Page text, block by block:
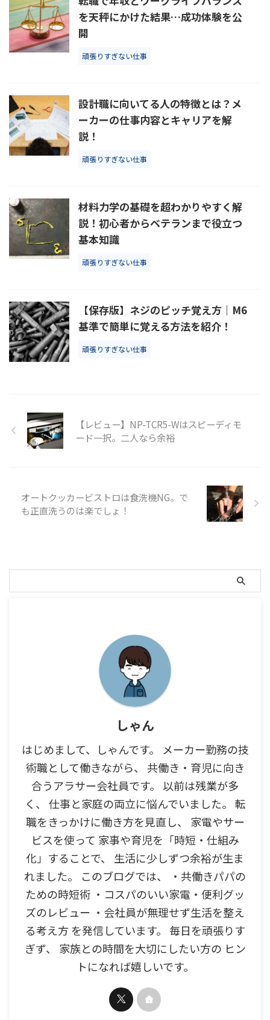
を天秤にかけた結果…成功体験を公
開
頑張りすぎない仕事
設計職に向いてる人の特徴とは？メ
ーカーの仕事内容とキャリアを解
説！
頑張りすぎない仕事
材料力学の基礎を超わかりやすく解
説！初心者からベテランまで役立つ
基本知識
頑張りすぎない仕事
【保存版】ネジのピッチ覚え方｜M6
基準で簡単に覚える方法を紹介！
頑張りすぎない仕事
【レビュー】NP-TCR5-Wはスピーディモ
ード一択。二人なら余裕
オートクッカービストロは食洗機NG。で
も正直洗うのは楽でしょ！
しゃん
はじめまして、しゃんです。 メーカー勤務の技
術職として働きながら、 共働き・育児に向き
合うアラサー会社員です。 以前は残業が多
く、 仕事と家庭の両立に悩んでいました。 転
職をきっかけに働き方を見直し、 家電やサー
ビスを使って 家事や育児を「時短・仕組み
化」することで、 生活に少しずつ余裕が生ま
れました。 このブログでは、 ・共働きパパの
ための時短術 ・コスパのいい家電・便利グッ
ズのレビュー ・会社員が無理せず生活を整え
る考え方 を発信しています。 毎日を頑張りす
ぎず、 家族との時間を大切にしたい方の ヒン
トになれば嬉しいです。